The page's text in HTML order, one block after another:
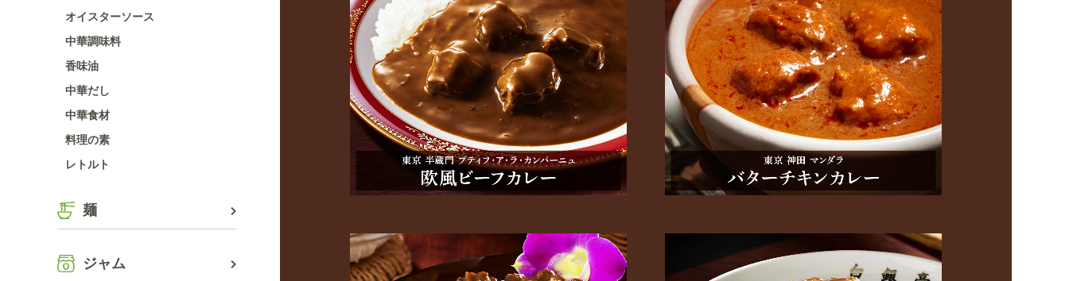
オイスターソース
中華調味料
香味油
中華だし
中華食材
料理の素
レトルト
麺
ジャム